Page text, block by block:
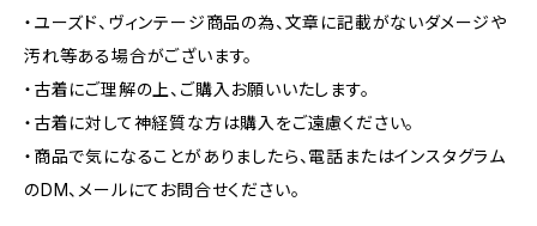
・ユーズド、ヴィンテージ商品の為、文章に記載がないダメージや
汚れ等ある場合がございます。
・古着にご理解の上、ご購入お願いいたします。
・古着に対して神経質な方は購入をご遠慮ください。
・商品で気になることがありましたら、電話またはインスタグラム
のDM、メールにてお問合せください。